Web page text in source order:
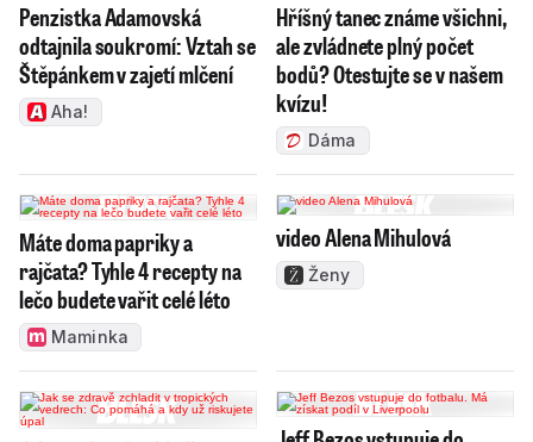
Penzistka Adamovská
odtajnila soukromí: Vztah se
Štěpánkem v zajetí mlčení
Aha!
Hříšný tanec známe všichni,
ale zvládnete plný počet
bodů? Otestujte se v našem
kvízu!
Dáma
Máte doma papriky a
rajčata? Tyhle 4 recepty na
lečo budete vařit celé léto
Maminka
video Alena Mihulová
Ženy